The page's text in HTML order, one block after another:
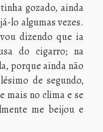
gozado, ainda
lo algumas vezes.
dizendo que ia
do cigarro; na
porque ainda não
de segundo,
mais no clima e se
me beijou e